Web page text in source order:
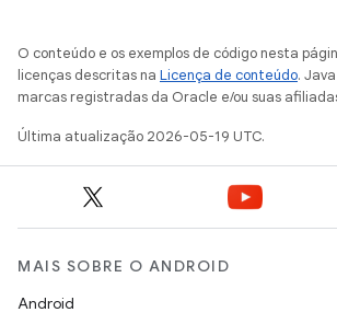
O conteúdo e os exemplos de código nesta
licenças descritas na Licença de conteúdo.
marcas registradas da Oracle e/ou suas
Última atualização 2026-05-19 UTC.
MAIS SOBRE O ANDROID
Android